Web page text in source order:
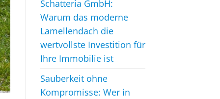
Schatteria GmbH:
Warum das moderne
Lamellendach die
wertvollste Investition für
Ihre Immobilie ist
Sauberkeit ohne
Kompromisse: Wer in